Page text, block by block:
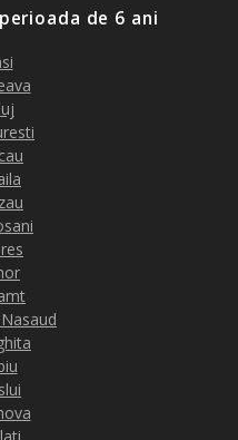
de 6 ani